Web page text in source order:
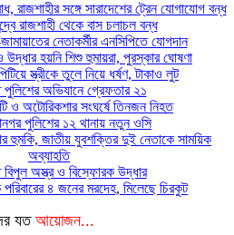
রাজশাহীর সঙ্গে সারাদেশের ট্রেন যোগাযোগ বন্ধ
রাজশাহী থেকে বাস চলাচল বন্ধ
নেতাকর্মীর এনসিপিতে যোগদান
হয়নি শিশু হুমায়রা, পুরস্কার ঘোষণা
স্ত্রীকে তুলে নিয়ে ধর্ষণ, টাকাও লুট
পুলিশের অভিযানে গ্রেফতার ২১
ও অটোরিকশার সংঘর্ষে তিনজন নিহত
পুলিশের ১২ থানায় নতুন ওসি
হুমকি, জাতীয় যুবশক্তির দুই নেতাকে সাময়িক
অব্যাহতি
বিপুল অস্ত্র ও বিস্ফোরক উদ্ধার
৪ জনের মরদেহ, মিলেছে চিরকুট
যত আয়োজন...